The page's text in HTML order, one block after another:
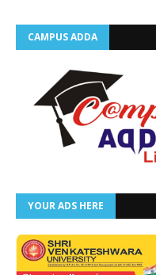
CAMPUS ADDA
YOUR ADS HERE